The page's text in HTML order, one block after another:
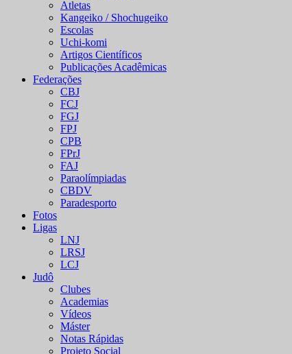
Atletas
Kangeiko / Shochugeiko
Escolas
Uchi-komi
Artigos Científicos
Publicações Acadêmicas
Federações
CBJ
FCJ
FGJ
FPJ
CPB
FPrJ
FAJ
Paraolímpiadas
CBDV
Paradesporto
Fotos
Ligas
LNJ
LRSJ
LCJ
Judô
Clubes
Academias
Vídeos
Máster
Notas Rápidas
Projeto Social